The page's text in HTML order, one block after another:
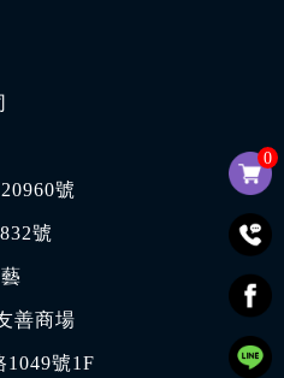
0
號
號
善商場
1049號1F